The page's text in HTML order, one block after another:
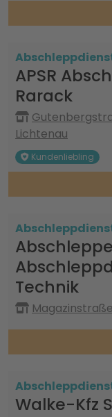
APSR
Rarack
Lichtenau
Kundenliebling
Technik
Magazinstraße
Walke-Kfz